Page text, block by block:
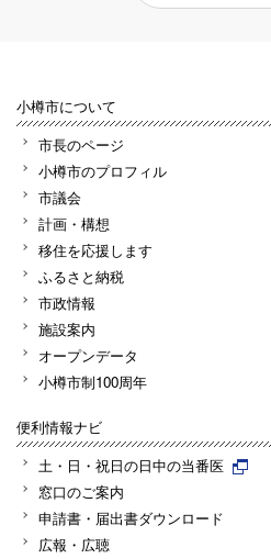
小樽市について
市長のページ
小樽市のプロフィル
市議会
計画・構想
移住を応援します
ふるさと納税
市政情報
施設案内
オープンデータ
小樽市制100周年
便利情報ナビ
土・日・祝日の日中の当番医
窓口のご案内
申請書・届出書ダウンロード
広報・広聴